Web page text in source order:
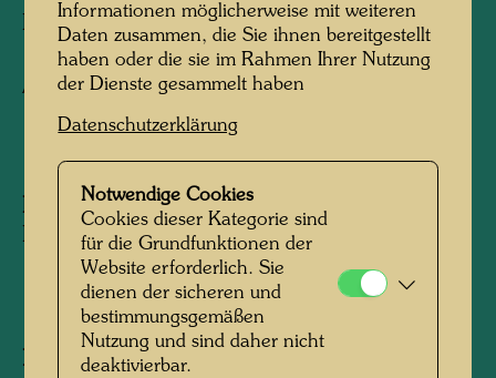
HUNDERTWASSER-HAUS
Aufstellkarte
1992
Herausgegeben von:Kreuter Foto Kalender,
Braunschweig, Germany
140 mm x 110 mm
Nach WerkPhoto Christa Kreuter (Adaptation)
Informationen möglicherweise mit weiteren
Daten zusammen, die Sie ihnen bereitgestellt
haben oder die sie im Rahmen Ihrer Nutzung
der Dienste gesammelt haben
Datenschutzerklärung
Notwendige Cookies
Cookies dieser Kategorie sind
für die Grundfunktionen der
Website erforderlich. Sie
dienen der sicheren und
bestimmungsgemäßen
Nutzung und sind daher nicht
deaktivierbar.